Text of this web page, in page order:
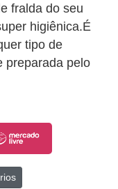
fralda do seu
higiênica.É
tipo de
preparada pelo